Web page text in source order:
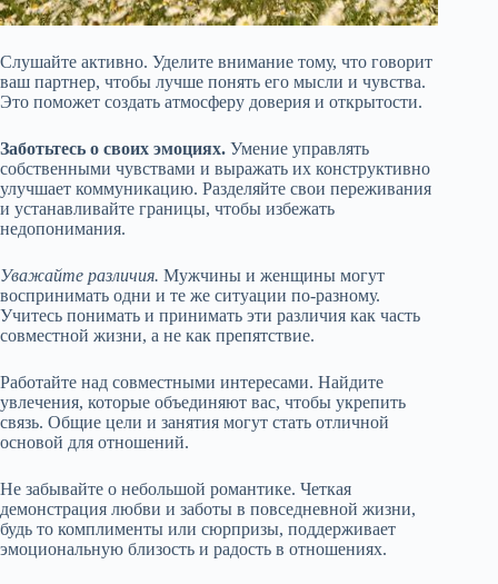
Слушайте активно. Уделите внимание тому, что говорит
ваш партнер, чтобы лучше понять его мысли и чувства.
Это поможет создать атмосферу доверия и открытости.
Заботьтесь о своих эмоциях. Умение управлять
собственными чувствами и выражать их конструктивно
улучшает коммуникацию. Разделяйте свои переживания
и устанавливайте границы, чтобы избежать
недопонимания.
Уважайте различия. Мужчины и женщины могут
воспринимать одни и те же ситуации по-разному.
Учитесь понимать и принимать эти различия как часть
совместной жизни, а не как препятствие.
Работайте над совместными интересами. Найдите
увлечения, которые объединяют вас, чтобы укрепить
связь. Общие цели и занятия могут стать отличной
основой для отношений.
Не забывайте о небольшой романтике. Четкая
демонстрация любви и заботы в повседневной жизни,
будь то комплименты или сюрпризы, поддерживает
эмоциональную близость и радость в отношениях.